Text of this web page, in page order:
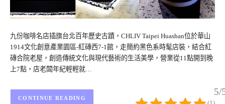
九份咖啡名店插旗台北百年歷史古蹟，CHLIV Taipei Huashan位於華山
1914文化創意產業園區-紅磚西7-1館，走簡約黑色系時髦店裝，結合紅
磚合院老屋，創造傳統文化與現代藝術的生活美學，營業從11點開到晚
上7點，店老闆年紀輕輕就…
5/
CONTINUE READING